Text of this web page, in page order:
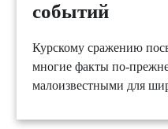
событий
Курскому сражению
многие факты по-
малоизвестными для